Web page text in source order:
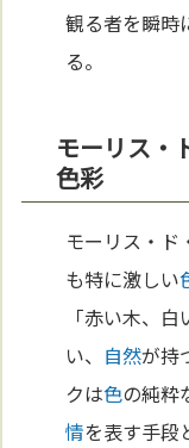
観る者を瞬時
る。
モーリス・
色彩
モーリス・ド
も特に激しい
「赤い木、
い、 自然が持
クは色の純粋
情を表す手段